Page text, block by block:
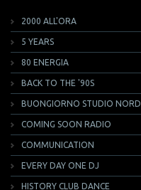
2000 ALL'ORA
5 YEARS
80 ENERGIA
BACK TO THE '90S
BUONGIORNO STUDIO NORD
COMING SOON RADIO
COMMUNICATION
EVERY DAY ONE DJ
HISTORY CLUB DANCE